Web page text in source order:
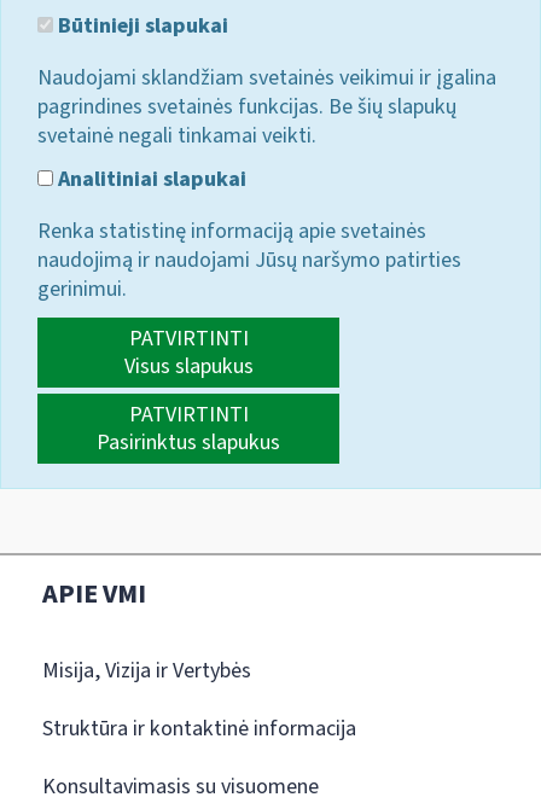
Būtinieji slapukai
Naudojami sklandžiam svetainės veikimui ir įgalina
pagrindines svetainės funkcijas. Be šių slapukų
svetainė negali tinkamai veikti.
Analitiniai slapukai
Renka statistinę informaciją apie svetainės
naudojimą ir naudojami Jūsų naršymo patirties
gerinimui.
PATVIRTINTI
Visus slapukus
PATVIRTINTI
Pasirinktus slapukus
APIE VMI
Misija, Vizija ir Vertybės
Struktūra ir kontaktinė informacija
Konsultavimasis su visuomene